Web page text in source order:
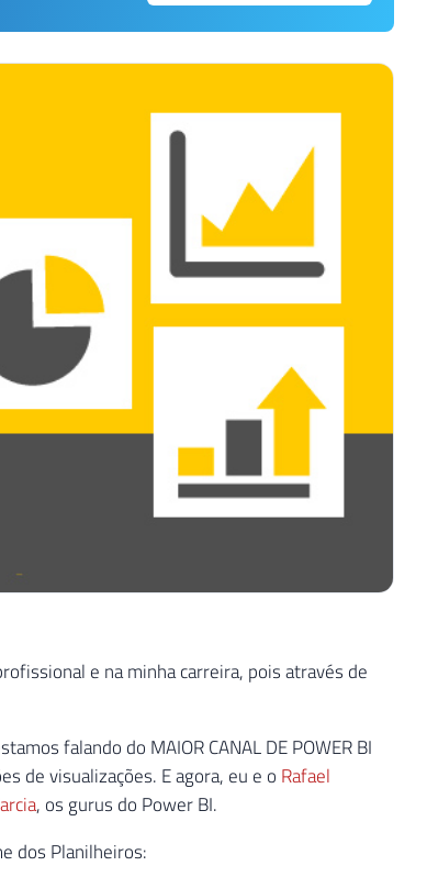
e na minha carreira, pois através de
falando do MAIOR CANAL DE POWER BI
de visualizações. E agora, eu e o Rafael
, os gurus do Power BI.
dos Planilheiros: